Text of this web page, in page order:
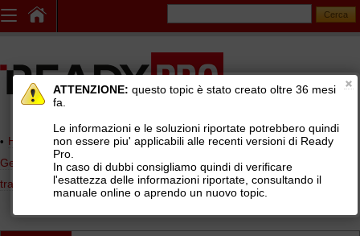
Home page> AREE DI SUPPORTO TECNICO GRATUITO>
Gestionale Ready Pro>Logistica, lotti e matricole, picking, corrieri e
tracking
Distinte di spedizione vettori (BRT, SDA, TNT, UPS, GLS, ...)
ATTENZIONE: questo topic è stato creato oltre 36 mesi
fa.
Le informazioni e le soluzioni riportate potrebbero quindi
non essere piu' applicabili alle recenti versioni di Ready
Pro.
In caso di dubbi consigliamo quindi di verificare
l'esattezza delle informazioni riportate, consultando il
manuale online o aprendo un nuovo topic.